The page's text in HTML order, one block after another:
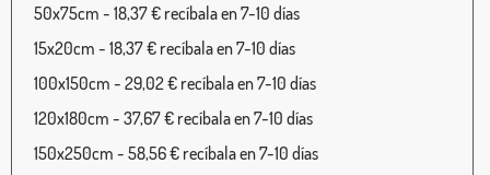
50x75cm - 18,37 € recíbala en 7-10 días
15x20cm - 18,37 € recíbala en 7-10 días
100x150cm - 29,02 € recíbala en 7-10 días
120x180cm - 37,67 € recíbala en 7-10 días
150x250cm - 58,56 € recíbala en 7-10 días